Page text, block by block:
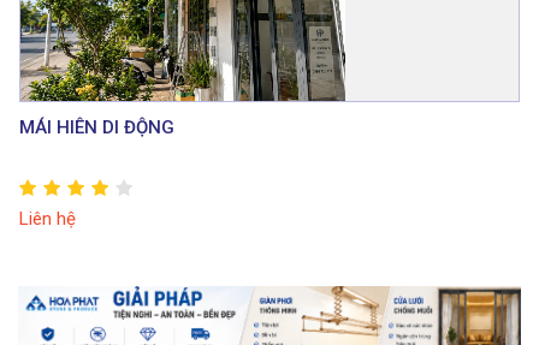
MÁI HIÊN DI ĐỘNG
Liên hệ